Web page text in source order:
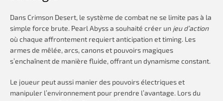
Dans Crimson Desert, le système de combat ne se limite pas à la
simple force brute. Pearl Abyss a souhaité créer un jeu d’action
où chaque affrontement requiert anticipation et timing. Les
armes de mêlée, arcs, canons et pouvoirs magiques
s’enchaînent de manière fluide, offrant un dynamisme constant.
Le joueur peut aussi manier des pouvoirs électriques et
manipuler l’environnement pour prendre l’avantage. Lors du